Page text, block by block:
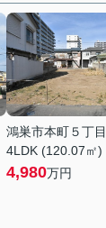
鴻巣市本町５丁目
4LDK (120.07㎡)
4,980万円